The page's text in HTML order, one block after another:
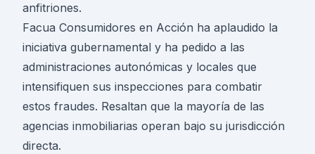
anfitriones.
Facua Consumidores en Acción ha aplaudido la
iniciativa gubernamental y ha pedido a las
administraciones autonómicas y locales que
intensifiquen sus inspecciones para combatir
estos fraudes. Resaltan que la mayoría de las
agencias inmobiliarias operan bajo su jurisdicción
directa.